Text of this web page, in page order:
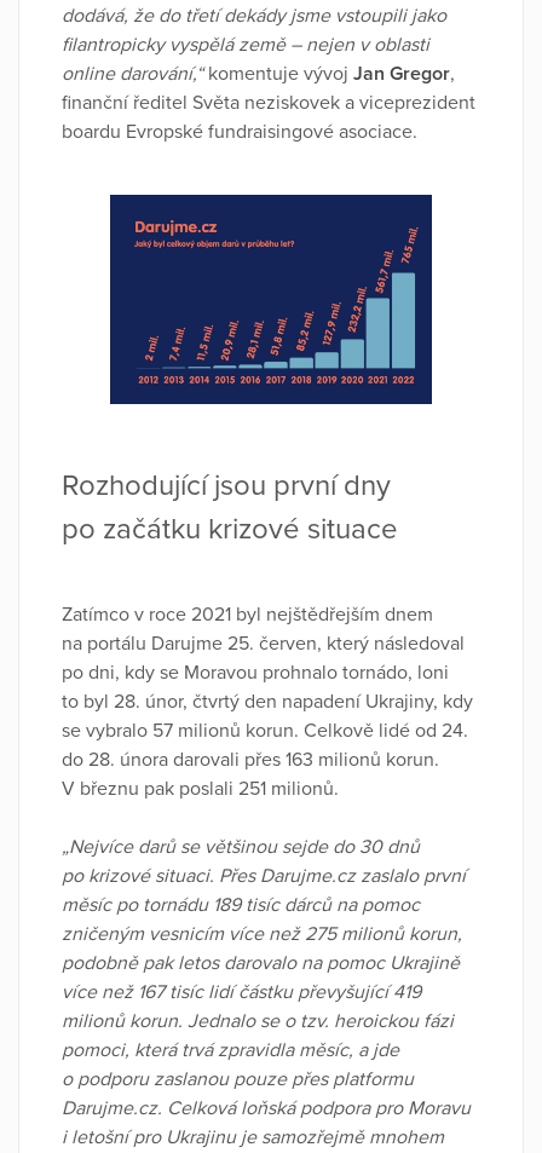
dodává, že do třetí dekády jsme vstoupili jako
filantropicky vyspělá země – nejen v oblasti
online darování,“komentuje vývoj Jan Gregor,
finanční ředitel Světa neziskovek a viceprezident
boardu Evropské fundraisingové asociace.
Rozhodující jsou první dny
po začátku krizové situace
Zatímco v roce 2021 byl nejštědřejším dnem
na portálu Darujme 25. červen, který následoval
po dni, kdy se Moravou prohnalo tornádo, loni
to byl 28. únor, čtvrtý den napadení Ukrajiny, kdy
se vybralo 57 milionů korun. Celkově lidé od 24.
do 28. února darovali přes 163 milionů korun.
V březnu pak poslali 251 milionů.
„Nejvíce darů se většinou sejde do 30 dnů
po krizové situaci. Přes Darujme.cz zaslalo první
měsíc po tornádu 189 tisíc dárců na pomoc
zničeným vesnicím více než 275 milionů korun,
podobně pak letos darovalo na pomoc Ukrajině
více než 167 tisíc lidí částku převyšující 419
milionů korun. Jednalo se o tzv. heroickou fázi
pomoci, která trvá zpravidla měsíc, a jde
o podporu zaslanou pouze přes platformu
Darujme.cz. Celková loňská podpora pro Moravu
i letošní pro Ukrajinu je samozřejmě mnohem